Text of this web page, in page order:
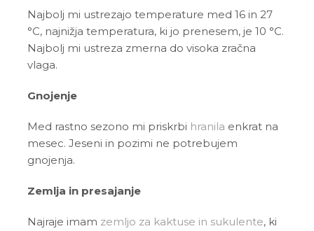
Najbolj mi ustrezajo temperature med 16 in 27
°C, najnižja temperatura, ki jo prenesem, je 10 °C.
Najbolj mi ustreza zmerna do visoka zračna
vlaga.
Gnojenje
Med rastno sezono mi priskrbi hranila enkrat na
mesec. Jeseni in pozimi ne potrebujem
gnojenja.
Zemlja in presajanje
Najraje imam zemljo za kaktuse in sukulente, ki